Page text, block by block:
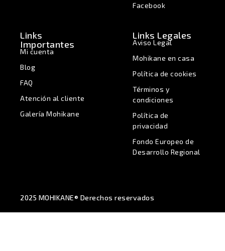
Facebook
Links
Importantes
Mi cuenta
Blog
FAQ
Atención al cliente
Galería Mohikane
Links Legales
Aviso Legal
Mohikane en casa
Política de cookies
Términos y
condiciones
Política de
privacidad
Fondo Europeo de
Desarrollo Regional
2025 MOHIKANE® Derechos reservados